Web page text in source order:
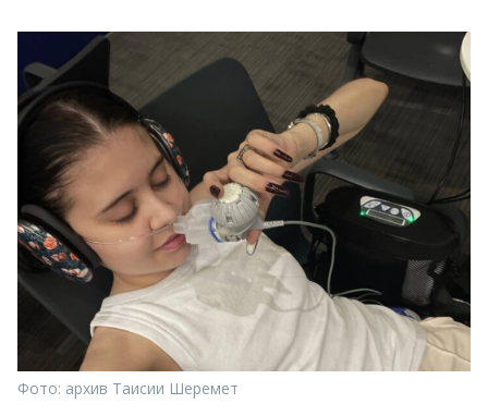
Фото: архив Таисии Шеремет